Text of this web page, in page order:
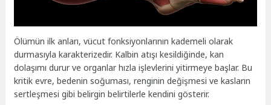
Ölümün ilk anları, vücut fonksiyonlarının kademeli olarak
durmasıyla karakterizedir. Kalbin atışı kesildiğinde, kan
dolaşımı durur ve organlar hızla işlevlerini yitirmeye başlar. Bu
kritik evre, bedenin soğuması, renginin değişmesi ve kasların
sertleşmesi gibi belirgin belirtilerle kendini gösterir.